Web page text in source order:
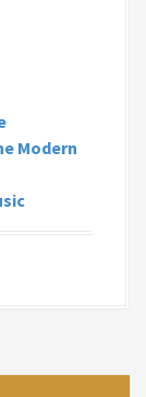
Modern